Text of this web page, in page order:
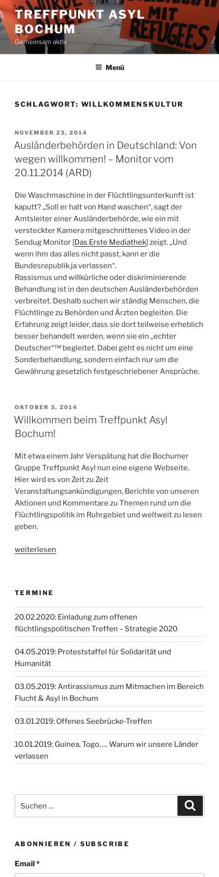
Zum
Inhalt
springen
TREFFPUNKT ASYL
BOCHUM
Gemeinsam aktiv
Menü
SCHLAGWORT: WILLKOMMENSKULTUR
VERÖFFENTLICHT
AM
NOVEMBER 23, 2014
Ausländerbehörden in Deutschland: Von
wegen willkommen! – Monitor vom
20.11.2014 (ARD)
Die Waschmaschine in der Flüchtlingsunterkunft ist
kaputt? „Soll er halt von Hand waschen“, sagt der
Amtsleiter einer Ausländerbehörde, wie ein mit
versteckter Kamera mitgeschnittenes Video in der
Sendug Monitor [Das Erste Mediathek] zeigt. „Und
wenn ihm das alles nicht passt, kann er die
Bundesrepublik ja verlassen“.
Rassismus und willkürliche oder diskriminierende
Behandlung ist in den deutschen Ausländerbehörden
verbreitet. Deshalb suchen wir ständig Menschen, die
Flüchtlinge zu Behörden und Ärzten begleiten. Die
Erfahrung zeigt leider, dass sie dort teilweise erheblich
besser behandelt werden, wenn sie ein „echter
Deutscher“™ begleitet. Dabei geht es nicht um eine
Sonderbehandlung, sondern einfach nur um die
Gewährung gesetzlich festgeschriebener Ansprüche.
VERÖFFENTLICHT
AM
OKTOBER 3, 2014
Willkommen beim Treffpunkt Asyl
Bochum!
Mit etwa einem Jahr Verspätung hat die Bochumer
Gruppe Treffpunkt Asyl nun eine eigene Webseite.
Hier wird es von Zeit zu Zeit
Veranstaltungsankündigungen, Berichte von unseren
Aktionen und Kommentare zu Themen rund um die
Flüchtlingspolitik im Ruhrgebiet und weltweit zu lesen
geben.
„Willkommen
Bochum!“
weiterlesen
TERMINE
20.02.2020: Einladung zum offenen
flüchtlingspolitischen Treffen – Strategie 2020
04.05.2019: Proteststaffel für Solidarität und
Humanität
03.05.2019: Antirassismus zum Mitmachen im Bereich
Flucht & Asyl in Bochum
03.01.2019: Offenes Seebrücke-Treffen
10.01.2019: Guinea, Togo, … Warum wir unsere Länder
verlassen
nach:
ABONNIEREN / SUBSCRIBE
Email *